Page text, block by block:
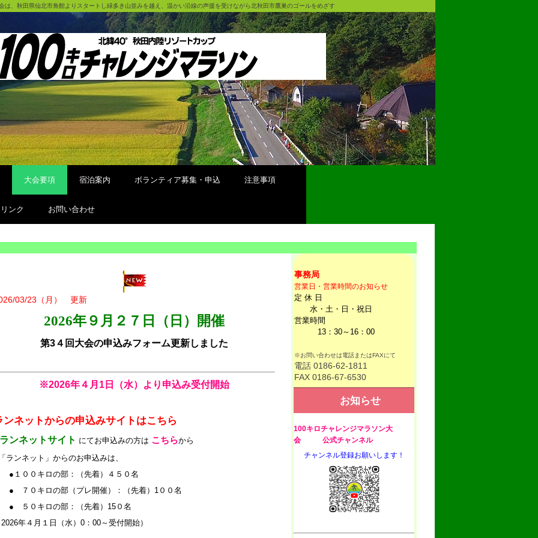
は、秋田県仙北市角館よりスタートし緑多き山並みを越え、温かい沿線の声援を受けながら北秋田市鷹巣のゴールをめざす
大会要項 宿泊案内 ボランティア募集・申込 注意事項
リンク お問い合わせ
03/23（月） 更新
2026年９月２ ７日（日）開催
第3４ 回大会の申込みフォーム更新しました
※2026年４月1日（水）より申込み受付開始
ンネットからの申込みサイトはこちら
ンネットサイト にてお申込みの方は こちらから
ランネット」からのお申込みは、
００キロの部：（先着）４５０名
０キロの部（プレ開催）：（先着）1００名
０キロの部：（先着）15０名
年４月１日（水）0：00～受付開始）
事務局
営業日・営業時間のお知らせ
定 休 日
水・土・日・祝日
営業時間
13：30～16：00
※お問い合わせは電話またはFAXにて
電話 0186-62-1811
FAX 0186-67-6530
お知らせ
100キロチャレンジマラソン大
会 公式チャンネル
チャンネル登録お願いします！